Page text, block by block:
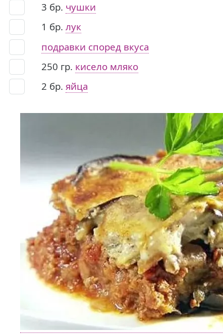
3 бр. чушки
1 бр. лук
подравки според вкуса
250 гр. кисело мляко
2 бр. яйца